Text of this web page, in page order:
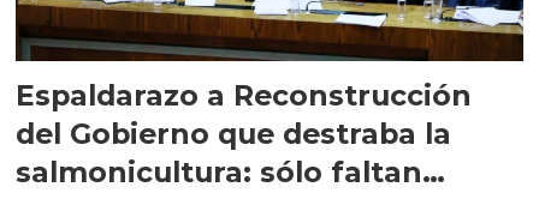
Espaldarazo a Reconstrucción
del Gobierno que destraba la
salmonicultura: sólo faltan